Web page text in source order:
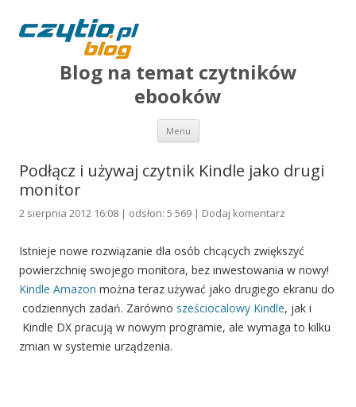
Blog na temat czytników
ebooków
Menu Przejdź do treści
Podłącz i używaj czytnik Kindle jako drugi
monitor
2 sierpnia 2012 16:08 | odsłon: 5 569 | Dodaj komentarz
Istnieje nowe rozwiązanie dla osób chcących zwiększyć
powierzchnię swojego monitora, bez inwestowania w nowy!
Kindle Amazon można teraz używać jako drugiego ekranu do
codziennych zadań. Zarówno sześciocalowy Kindle, jak i
Kindle DX pracują w nowym programie, ale wymaga to kilku
zmian w systemie urządzenia.